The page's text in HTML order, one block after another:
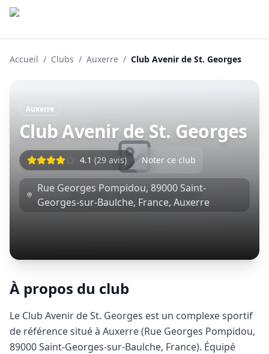
Accueil / Clubs / Auxerre / Club Avenir de St. Georges
Aucune photo disponible
Auxerre
Club Avenir de St. Georges
4.1 (29 avis) Noter ce club
Rue Georges Pompidou, 89000 Saint-
Georges-sur-Baulche, France, Auxerre
À propos du club
Le Club Avenir de St. Georges est un complexe sportif
de référence situé à Auxerre (Rue Georges Pompidou,
89000 Saint-Georges-sur-Baulche, France). Équipé